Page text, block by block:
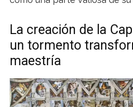
La creación de la
un tormento
maestría